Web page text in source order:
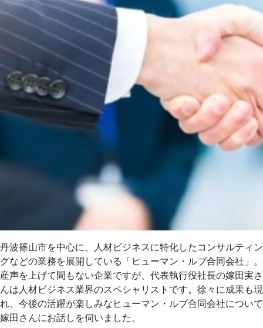
丹波篠山市を中心に、人材ビジネスに特化したコンサルティン
グなどの業務を展開している「ヒューマン・ルブ合同会社」。
産声を上げて間もない企業ですが、代表執行役社長の嫁田実さ
んは人材ビジネス業界のスペシャリストです。徐々に成果も現
れ、今後の活躍が楽しみなヒューマン・ルブ合同会社について
嫁田さんにお話しを伺いました。